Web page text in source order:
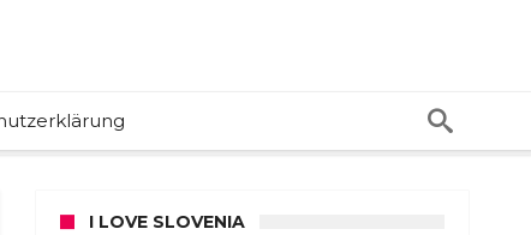
I LOVE SLOVENIA